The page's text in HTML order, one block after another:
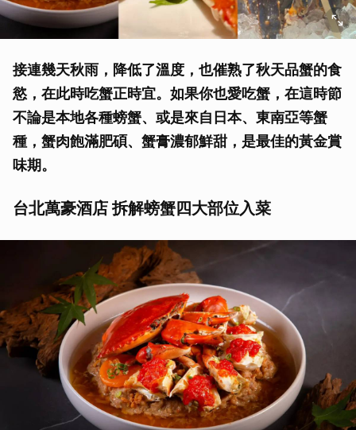
接連幾天秋雨，降低了溫度，也催熟了秋天品蟹的食
慾，在此時吃蟹正時宜。如果你也愛吃蟹，在這時節
不論是本地各種螃蟹、或是來自日本、東南亞等蟹
種，蟹肉飽滿肥碩、蟹膏濃郁鮮甜，是最佳的黃金賞
味期。
台北萬豪酒店 拆解螃蟹四大部位入菜